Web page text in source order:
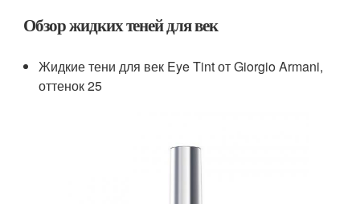
Обзор жидких теней для век
Жидкие тени для век Eye Tint от Giorgio Armani,
оттенок 25